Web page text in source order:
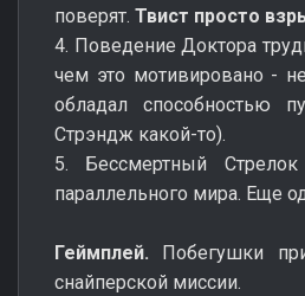
поверят. Твист просто
4. Поведение Доктора
чем это мотивировано -
обладал способностью
Стрэндж какой-то).
5. Бессмертный
параллельного мира. Еще
Геймплей.
Побегушки
снайперской миссии.